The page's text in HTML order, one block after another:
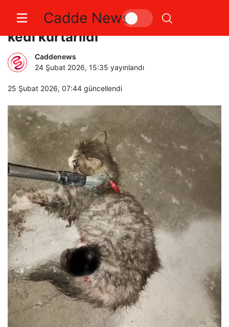
Cadde News
Ayvacık’ta otomobilde sıkışan
kedi kurtarıldı
Caddenews
24 Şubat 2026, 15:35 yayınlandı
25 Şubat 2026, 07:44 güncellendi